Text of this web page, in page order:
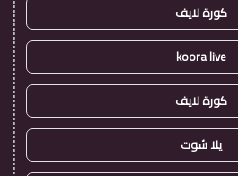
كورة لايف
koora live
كورة لايف
يلا شوت